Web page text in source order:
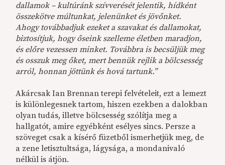
dallamok – kultúránk szívverését jelentik, hídként
összekötve múltunkat, jelenünket és jövőnket.
Ahogy továbbadjuk ezeket a szavakat és dallamokat,
biztosítjuk, hogy őseink szelleme életben maradjon,
és előre vezessen minket. Továbbra is becsüljük meg
és osszuk meg őket, mert bennük rejlik a bölcsesség
arról, honnan jöttünk és hová tartunk.”
Akárcsak Ian Brennan terepi felvételeit, ezt a lemezt
is különlegesnek tartom, hiszen ezekben a dalokban
olyan tudás, illetve bölcsesség szólítja meg a
hallgatót, amire egyébként esélyes sincs. Persze a
szöveget csak a kísérő füzetből ismerhetjük meg, de
a zene letisztultsága, lágysága, a mondanivaló
nélkül is átjön.